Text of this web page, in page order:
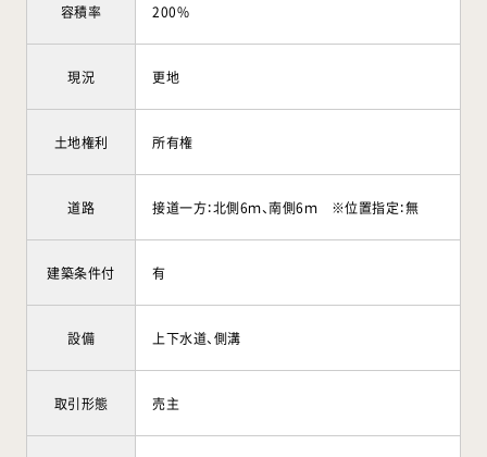
容積率 200%
現況 更地
土地権利 所有権
道路 接道一方：北側6ｍ、南側6ｍ ※位置指定：無
建築条件付 有
設備 上下水道、側溝
取引形態 売主